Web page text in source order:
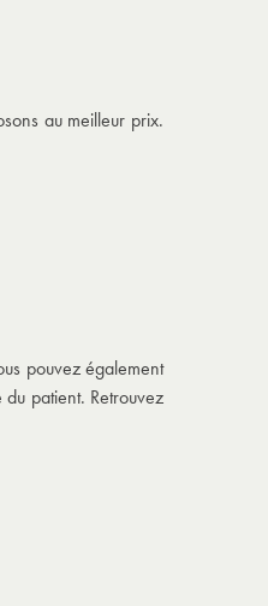
au meilleur prix.
pouvez également
patient. Retrouvez